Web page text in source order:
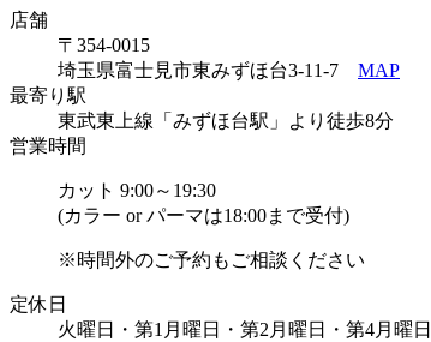
店舗
〒354-0015
埼玉県富士見市東みずほ台3-11-7 MAP
最寄り駅
東武東上線「みずほ台駅」より徒歩8分
営業時間
カット 9:00～19:30
(カラー or パーマは18:00まで受付)
※時間外のご予約もご相談ください
定休日
火曜日・第1月曜日・第2月曜日・第4月曜日